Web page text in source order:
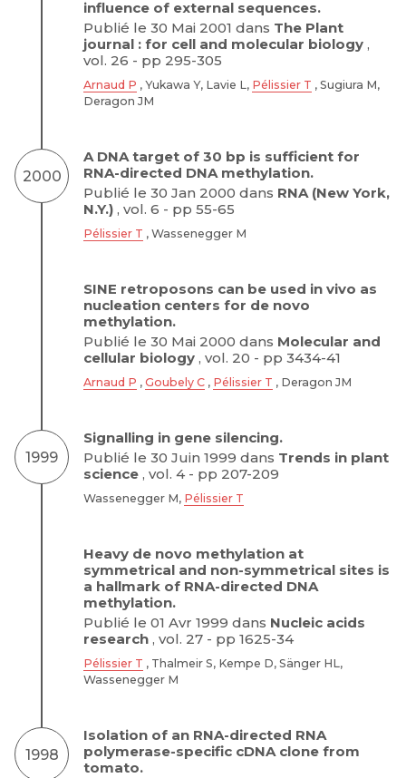
influence of external sequences.
Publié le 30 Mai 2001 dans The Plant
journal : for cell and molecular biology ,
vol. 26 - pp 295-305
Arnaud P , Yukawa Y, Lavie L, Pélissier T , Sugiura M,
Deragon JM
2000
A DNA target of 30 bp is sufficient for
RNA-directed DNA methylation.
Publié le 30 Jan 2000 dans RNA (New York,
N.Y.) , vol. 6 - pp 55-65
Pélissier T , Wassenegger M
SINE retroposons can be used in vivo as
nucleation centers for de novo
methylation.
Publié le 30 Mai 2000 dans Molecular and
cellular biology , vol. 20 - pp 3434-41
Arnaud P , Goubely C , Pélissier T , Deragon JM
1999
Signalling in gene silencing.
Publié le 30 Juin 1999 dans Trends in plant
science , vol. 4 - pp 207-209
Wassenegger M, Pélissier T
Heavy de novo methylation at
symmetrical and non-symmetrical sites is
a hallmark of RNA-directed DNA
methylation.
Publié le 01 Avr 1999 dans Nucleic acids
research , vol. 27 - pp 1625-34
Pélissier T , Thalmeir S, Kempe D, Sänger HL,
Wassenegger M
1998
Isolation of an RNA-directed RNA
polymerase-specific cDNA clone from
tomato.